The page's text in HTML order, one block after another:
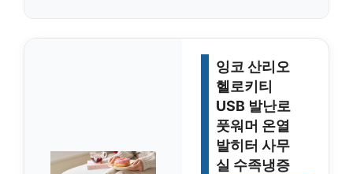
잉코 산리오
헬로키티
USB 발난로
풋워머 온열
발히터 사무
실 수족냉증